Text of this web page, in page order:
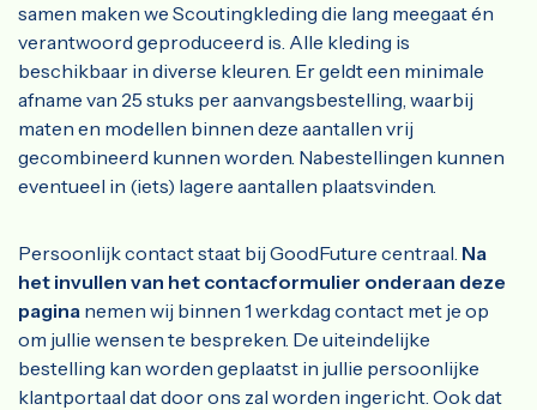
samen maken we Scoutingkleding die lang meegaat én
verantwoord geproduceerd is. Alle kleding is
beschikbaar in diverse kleuren. Er geldt een minimale
afname van 25 stuks per aanvangsbestelling, waarbij
maten en modellen binnen deze aantallen vrij
gecombineerd kunnen worden. Nabestellingen kunnen
eventueel in (iets) lagere aantallen plaatsvinden.
Persoonlijk contact staat bij GoodFuture centraal. Na
het invullen van het contacformulier onderaan deze
pagina nemen wij binnen 1 werkdag contact met je op
om jullie wensen te bespreken. De uiteindelijke
bestelling kan worden geplaatst in jullie persoonlijke
klantportaal dat door ons zal worden ingericht. Ook dat